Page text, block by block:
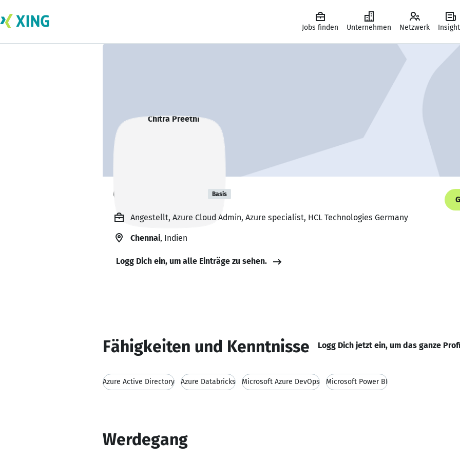
Jobs finden Unternehmen Netzwerk
Chitra Preethi Basis
Angestellt, Azure Cloud Admin, Azure specialist, HCL Technologies Germany
Chennai, Indien
Logg Dich ein, um alle Einträge zu sehen.
Fähigkeiten und Kenntnisse Logg Dich jetzt ein, um das ganze
Azure Active Directory Azure Databricks Microsoft Azure DevOps Microsoft Power BI
Werdegang